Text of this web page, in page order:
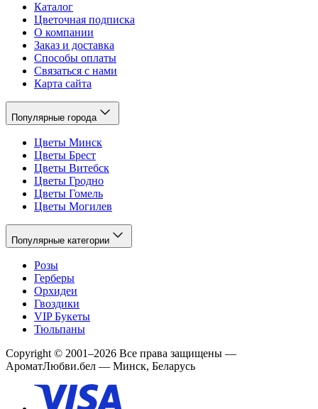
Каталог
Цветочная подписка
О компании
Заказ и доставка
Способы оплаты
Связаться с нами
Карта сайта
Популярные города
Цветы Минск
Цветы Брест
Цветы Витебск
Цветы Гродно
Цветы Гомель
Цветы Могилев
Популярные категории
Розы
Герберы
Орхидеи
Гвоздики
VIP Букеты
Тюльпаны
Copyright © 2001–2026 Все права защищены —
АроматЛюбви.бел — Минск, Беларусь